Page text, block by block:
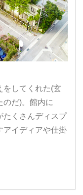
をしてくれた(玄
のだ)。館内に
たくさんディスプ
アイディアや仕掛